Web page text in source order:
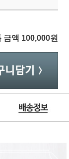
금액 100,000원